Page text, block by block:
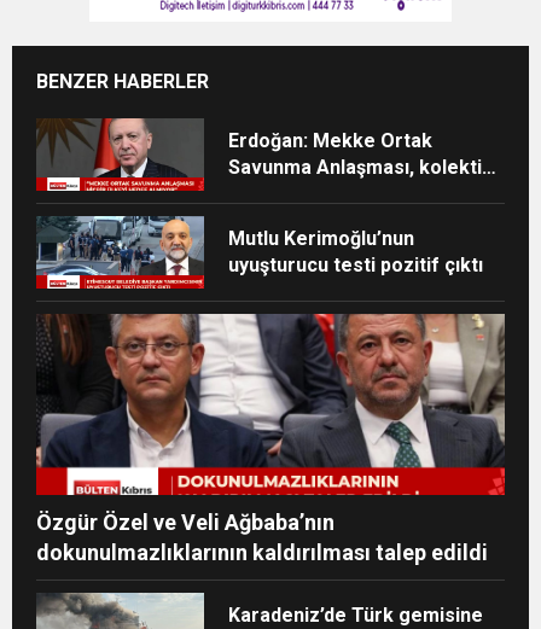
BENZER HABERLER
Erdoğan: Mekke Ortak
Savunma Anlaşması, kolektif
Mutlu Kerimoğlu’nun
uyuşturucu testi pozitif çıktı
Özgür Özel ve Veli Ağbaba’nın
dokunulmazlıklarının kaldırılması talep edildi
Karadeniz’de Türk gemisine